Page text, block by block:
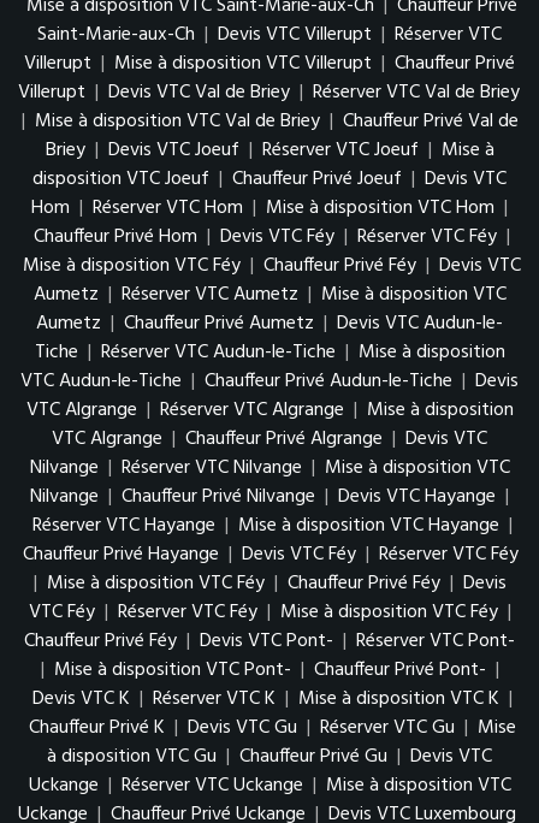
Saint-Marie-aux-Ch | Devis VTC Villerupt | Réserver VTC
Villerupt | Mise à disposition VTC Villerupt | Chauffeur Privé
Villerupt | Devis VTC Val de Briey | Réserver VTC Val de Briey
| Mise à disposition VTC Val de Briey | Chauffeur Privé Val de
Briey | Devis VTC Joeuf | Réserver VTC Joeuf | Mise à
disposition VTC Joeuf | Chauffeur Privé Joeuf | Devis VTC
Hom | Réserver VTC Hom | Mise à disposition VTC Hom |
Chauffeur Privé Hom | Devis VTC Féy | Réserver VTC Féy |
Mise à disposition VTC Féy | Chauffeur Privé Féy | Devis VTC
Aumetz | Réserver VTC Aumetz | Mise à disposition VTC
Aumetz | Chauffeur Privé Aumetz | Devis VTC Audun-le-
Tiche | Réserver VTC Audun-le-Tiche | Mise à disposition
VTC Audun-le-Tiche | Chauffeur Privé Audun-le-Tiche | Devis
VTC Algrange | Réserver VTC Algrange | Mise à disposition
VTC Algrange | Chauffeur Privé Algrange | Devis VTC
Nilvange | Réserver VTC Nilvange | Mise à disposition VTC
Nilvange | Chauffeur Privé Nilvange | Devis VTC Hayange |
Réserver VTC Hayange | Mise à disposition VTC Hayange |
Chauffeur Privé Hayange | Devis VTC Féy | Réserver VTC Féy
| Mise à disposition VTC Féy | Chauffeur Privé Féy | Devis
VTC Féy | Réserver VTC Féy | Mise à disposition VTC Féy |
Chauffeur Privé Féy | Devis VTC Pont- | Réserver VTC Pont-
| Mise à disposition VTC Pont- | Chauffeur Privé Pont- |
Devis VTC K | Réserver VTC K | Mise à disposition VTC K |
Chauffeur Privé K | Devis VTC Gu | Réserver VTC Gu | Mise
à disposition VTC Gu | Chauffeur Privé Gu | Devis VTC
Uckange | Réserver VTC Uckange | Mise à disposition VTC
Uckange | Chauffeur Privé Uckange | Devis VTC Luxembourg